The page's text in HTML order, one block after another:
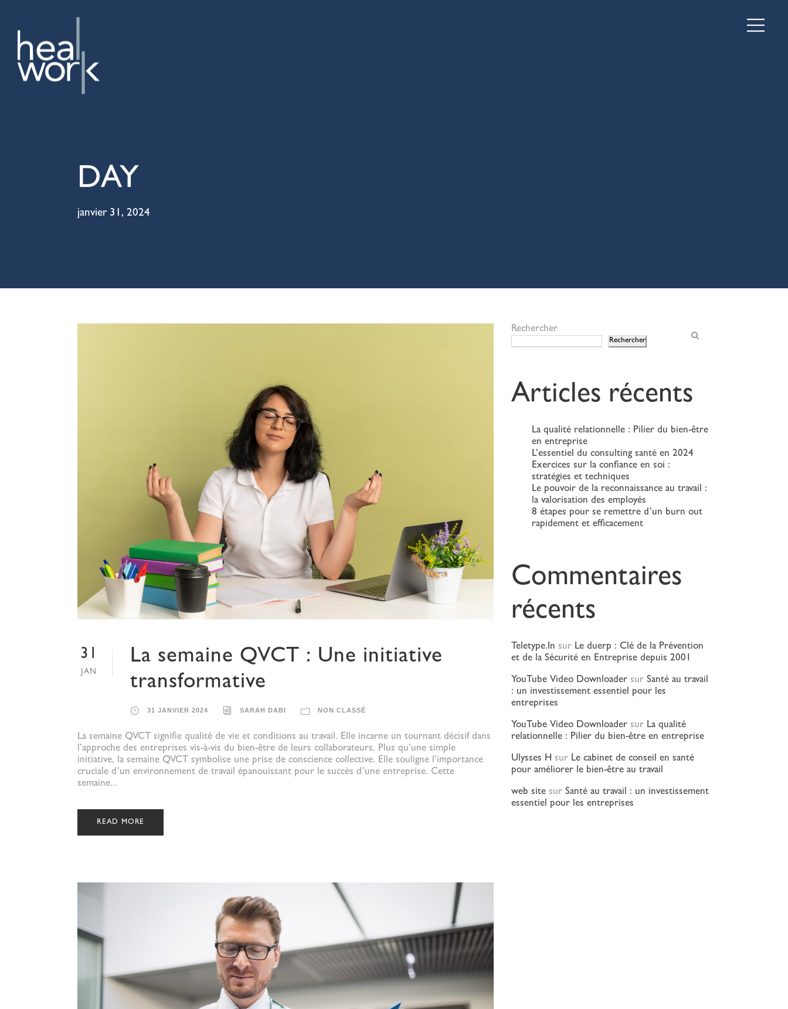
DAY
janvier 31, 2024
31
JAN
La semaine QVCT : Une initiative
transformative
31 JANVIER 2024 SARAH DABI NON CLASSÉ
La semaine QVCT signifie qualité de vie et conditions au travail. Elle incarne un tournant décisif dans
l’approche des entreprises vis-à-vis du bien-être de leurs collaborateurs. Plus qu’une simple
initiative, la semaine QVCT symbolise une prise de conscience collective. Elle souligne l’importance
cruciale d’un environnement de travail épanouissant pour le succès d’une entreprise. Cette
semaine...
READ MORE
Rechercher
Rechercher
Articles récents
La qualité relationnelle : Pilier du bien-être
en entreprise
L’essentiel du consulting santé en 2024
Exercices sur la confiance en soi :
stratégies et techniques
Le pouvoir de la reconnaissance au travail :
la valorisation des employés
8 étapes pour se remettre d’un burn out
rapidement et efficacement
Commentaires
récents
Teletype.In sur Le duerp : Clé de la Prévention
et de la Sécurité en Entreprise depuis 2001
YouTube Video Downloader surSanté au travail
: un investissement essentiel pour les
entreprises
YouTube Video Downloader sur La qualité
relationnelle : Pilier du bien-être en entreprise
Ulysses H sur Le cabinet de conseil en santé
pour améliorer le bien-être au travail
web site surSanté au travail : un investissement
essentiel pour les entreprises